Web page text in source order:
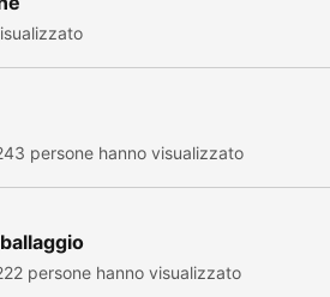
persone hanno visualizzato
persone hanno visualizzato